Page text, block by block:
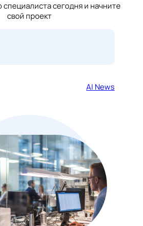
сегодня и начните
свой проект
AI News